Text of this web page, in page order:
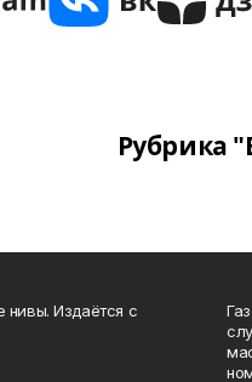
Рубрика
нивы. Издаётся с